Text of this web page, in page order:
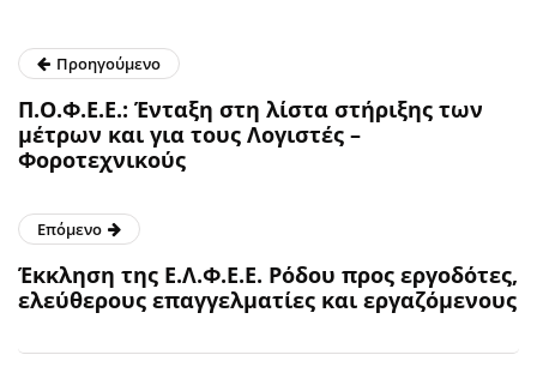
Προηγούμενο
Π.Ο.Φ.Ε.Ε.: Ένταξη στη λίστα στήριξης των
μέτρων και για τους Λογιστές –
Φοροτεχνικούς
Επόμενο
Έκκληση της Ε.Λ.Φ.Ε.Ε. Ρόδου προς εργοδότες,
ελεύθερους επαγγελματίες και εργαζόμενους